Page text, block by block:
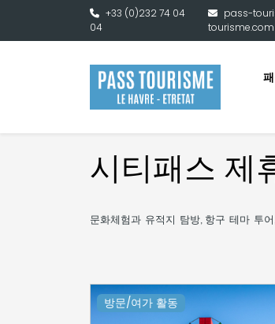
본문으로 건너뛰기
+33 (0)232 74 04
04
pass-
tourisme.com
시티패스 제
문화체험과 유적지 탐방, 항구 테마 투어
방문/여가 활동